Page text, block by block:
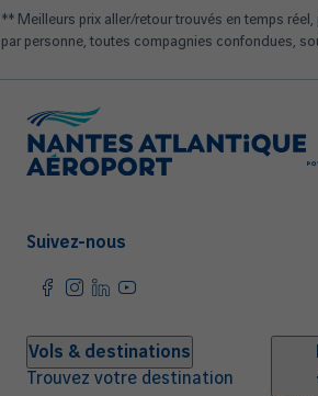
** Meilleurs prix aller/retour trouvés en temps réel,
par personne, toutes compagnies confondues,
Suivez-nous
Navigation
principale
Vols & destinations
Trouvez votre destination